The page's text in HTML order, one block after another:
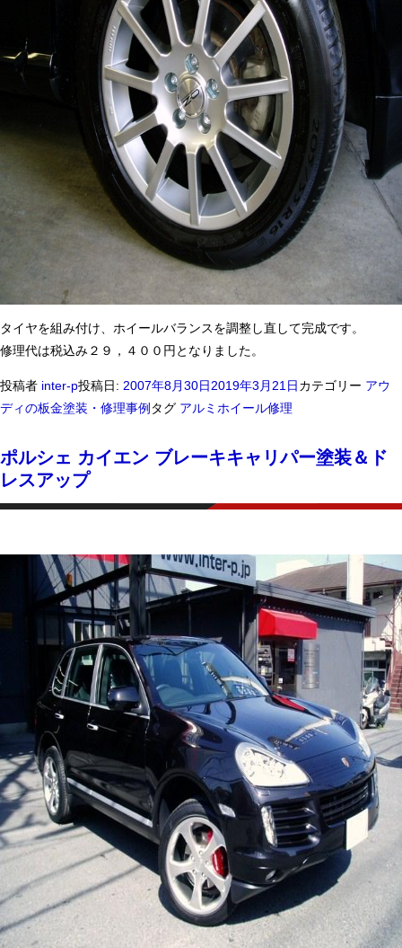
タイヤを組み付け、ホイールバランスを調整し直して完成です。
修理代は税込み２９，４００円となりました。
投稿者 inter-p投稿日: 2007年8月30日2019年3月21日カテゴリー アウ
ディの板金塗装・修理事例 タグ アルミホイール修理
ポルシェ カイエン ブレーキキャリパー塗装＆ド
レスアップ